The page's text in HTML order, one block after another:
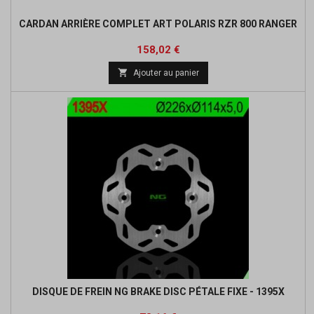
CARDAN ARRIÈRE COMPLET ART POLARIS RZR 800 RANGER
Prix
158,02 €Prix
de
base
 Ajouter au panier
DISQUE DE FREIN NG BRAKE DISC PÉTALE FIXE - 1395X